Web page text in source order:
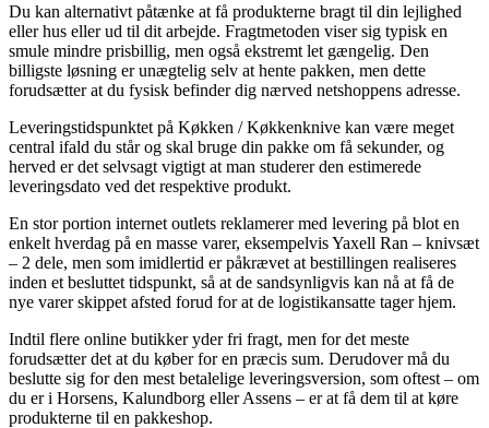
Du kan alternativt påtænke at få produkterne bragt til din lejlighed
eller hus eller ud til dit arbejde. Fragtmetoden viser sig typisk en
smule mindre prisbillig, men også ekstremt let gængelig. Den
billigste løsning er unægtelig selv at hente pakken, men dette
forudsætter at du fysisk befinder dig nærved netshoppens adresse.
Leveringstidspunktet på Køkken / Køkkenknive kan være meget
central ifald du står og skal bruge din pakke om få sekunder, og
herved er det selvsagt vigtigt at man studerer den estimerede
leveringsdato ved det respektive produkt.
En stor portion internet outlets reklamerer med levering på blot en
enkelt hverdag på en masse varer, eksempelvis Yaxell Ran – knivsæt
– 2 dele, men som imidlertid er påkrævet at bestillingen realiseres
inden et besluttet tidspunkt, så at de sandsynligvis kan nå at få de
nye varer skippet afsted forud for at de logistikansatte tager hjem.
Indtil flere online butikker yder fri fragt, men for det meste
forudsætter det at du køber for en præcis sum. Derudover må du
beslutte sig for den mest betalelige leveringsversion, som oftest – om
du er i Horsens, Kalundborg eller Assens – er at få dem til at køre
produkterne til en pakkeshop.